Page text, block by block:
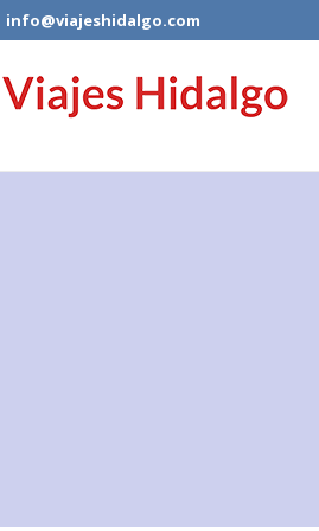
info@viajeshidalgo.com